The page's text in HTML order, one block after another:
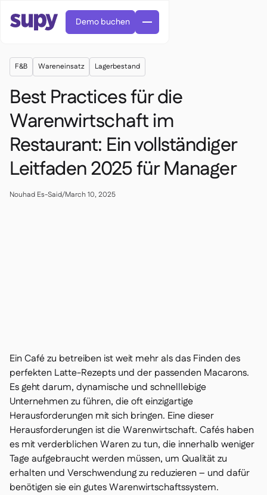
 Bestellungen & Anfragen
 Zentralküche
 Inventur
Bestandstransfers
Audit-Protokolle
 Anomalieerkennung KI
(demnächst)
 Umsatzprognose-KI
 Fine Dining
QSRs
Demo buchen
F&B Wareneinsatz Lagerbestand
Best Practices für die
Warenwirtschaft im
Restaurant: Ein vollständiger
Leitfaden 2025 für Manager
Nouhad Es-Said/March 10, 2025
Ein Café zu betreiben ist weit mehr als das Finden des
perfekten Latte-Rezepts und der passenden Macarons.
Es geht darum, dynamische und schnelllebige
Unternehmen zu führen, die oft einzigartige
Herausforderungen mit sich bringen. Eine dieser
Herausforderungen ist die Warenwirtschaft. Cafés haben
es mit verderblichen Waren zu tun, die innerhalb weniger
Tage aufgebraucht werden müssen, um Qualität zu
erhalten und Verschwendung zu reduzieren – und dafür
benötigen sie ein gutes Warenwirtschaftssystem.